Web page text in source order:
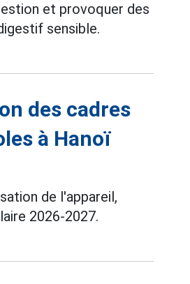
et provoquer des
sensible.
des cadres
à Hanoï
de l'appareil,
2026-2027.